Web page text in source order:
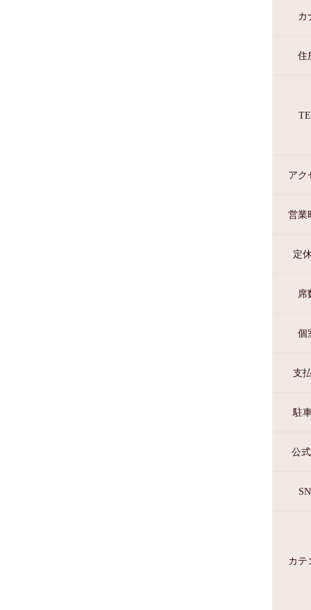
カ
住
アク
営業
定
席
個
支
駐
公
カテ